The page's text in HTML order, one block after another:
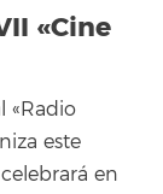
«Cine
«Radio
este
en